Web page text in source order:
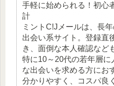
手軽に始められる！初心
計
ミントC!Jメールは、長
出会い系サイト。登録直
き、面倒な本人確認など
特に10～20代の若年層
な出会いを求める方にお
分かりやすく、コスパ良